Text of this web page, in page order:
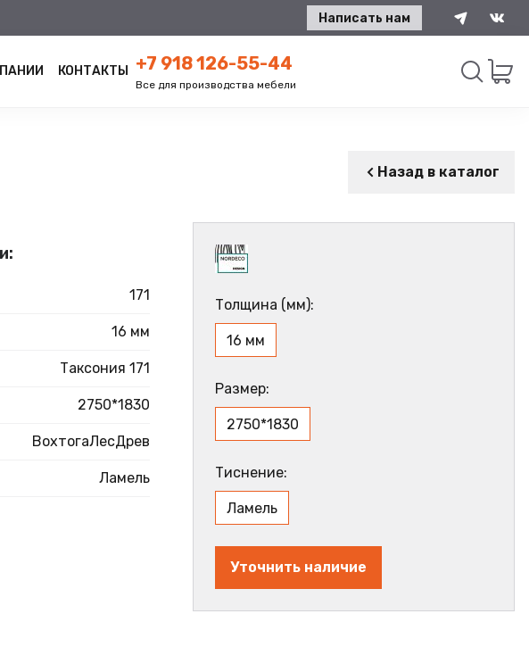
Написать нам
КОНТАКТЫ +7 918 126-55-44
Все для производства мебели
Назад в каталог
171
16 мм
Таксония 171
2750*1830
ВохтогаЛесДрев
Ламель
Толщина (мм):
16 мм
Размер:
2750*1830
Тиснение:
Ламель
Уточнить наличие